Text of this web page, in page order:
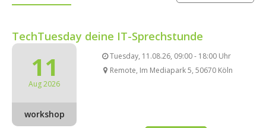
TechTuesday deine IT-Sprechstunde
11
Aug 2026
workshop
Tuesday, 11.08.26, 09:00 - 18:00 Uhr
Remote, Im Mediapark 5, 50670 Köln